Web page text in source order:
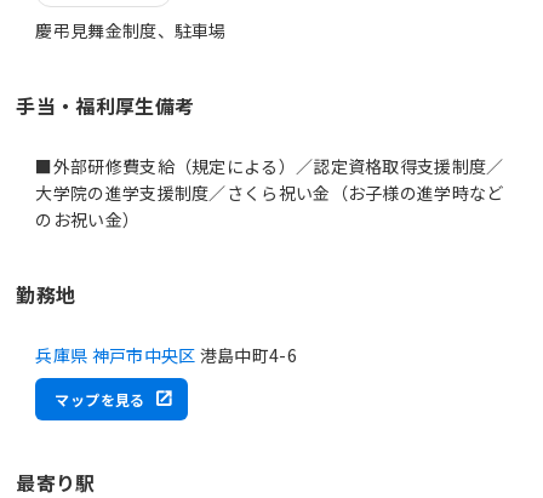
慶弔見舞金制度、駐車場
手当・福利厚生備考
■外部研修費支給（規定による）／認定資格取得支援制度／
大学院の進学支援制度／さくら祝い金（お子様の進学時など
のお祝い金）
勤務地
兵庫県 神戸市中央区 港島中町4-6
マップを見る
最寄り駅